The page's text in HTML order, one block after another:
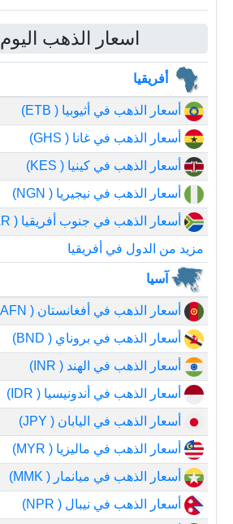
اسعار الذهب اليوم
أفريقيا
أسعار الذهب في أثيوبيا ( ETB)
أسعار الذهب في غانا ( GHS)
أسعار الذهب في كينيا ( KES)
أسعار الذهب في نيجيريا ( NGN)
أسعار الذهب في جنوب أفريقيا ( ZAR)
مزيد من الدول في أفريقيا
آسيا
أسعار الذهب في أفغانستان ( AFN)
أسعار الذهب في بروناي ( BND)
أسعار الذهب في الهند ( INR)
أسعار الذهب في أندونيسيا ( IDR)
أسعار الذهب في اليابان ( JPY)
أسعار الذهب في ماليزيا ( MYR)
أسعار الذهب في ميانمار ( MMK)
أسعار الذهب في نيبال ( NPR)